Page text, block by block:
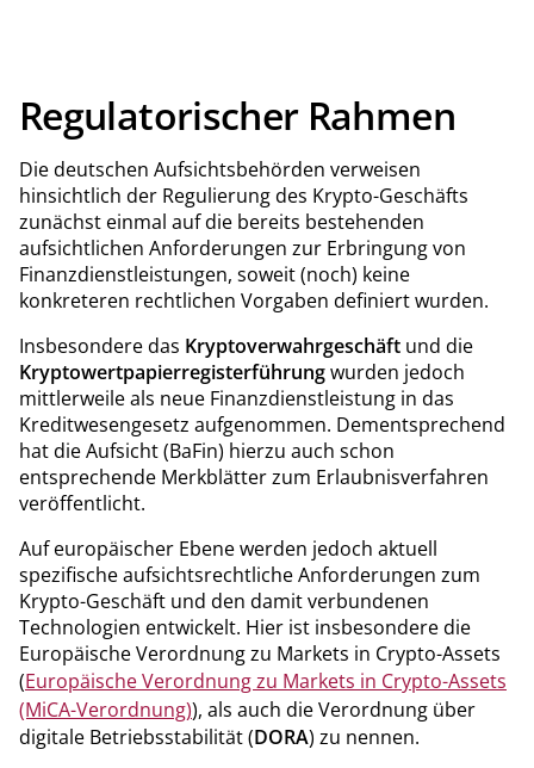
Regulatorischer Rahmen
Die deutschen Aufsichtsbehörden verweisen
hinsichtlich der Regulierung des Krypto-Geschäfts
zunächst einmal auf die bereits bestehenden
aufsichtlichen Anforderungen zur Erbringung von
Finanzdienstleistungen, soweit (noch) keine
konkreteren rechtlichen Vorgaben definiert wurden.
Insbesondere das Kryptoverwahrgeschäft und die
Kryptowertpapierregisterführungwurden jedoch
mittlerweile als neue Finanzdienstleistung in das
Kreditwesengesetz aufgenommen. Dementsprechend
hat die Aufsicht (BaFin) hierzu auch schon
entsprechende Merkblätter zum Erlaubnisverfahren
veröffentlicht.
Auf europäischer Ebene werden jedoch aktuell
spezifische aufsichtsrechtliche Anforderungen zum
Krypto-Geschäft und den damit verbundenen
Technologien entwickelt. Hier ist insbesondere die
Europäische Verordnung zu Markets in Crypto-Assets
(Europäische Verordnung zu Markets in Crypto-Assets
(MiCA-Verordnung)), als auch die Verordnung über
digitale Betriebsstabilität (DORA) zu nennen.